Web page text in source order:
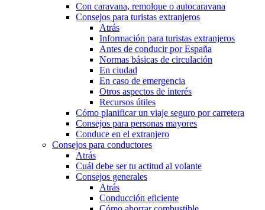
Con caravana, remolque o autocaravana
Consejos para turistas extranjeros
Atrás
Información para turistas extranjeros
Antes de conducir por España
Normas básicas de circulación
En ciudad
En caso de emergencia
Otros aspectos de interés
Recursos útiles
Cómo planificar un viaje seguro por carretera
Consejos para personas mayores
Conduce en el extranjero
Consejos para conductores
Atrás
Cuál debe ser tu actitud al volante
Consejos generales
Atrás
Conducción eficiente